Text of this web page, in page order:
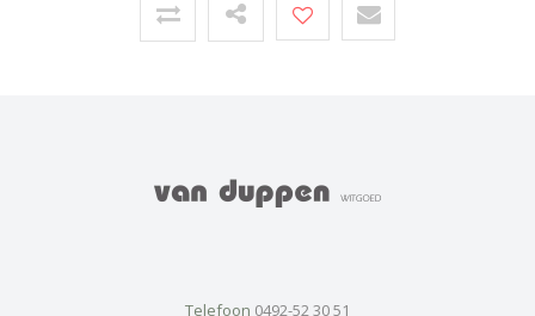
Telefoon 0492-52 30 51